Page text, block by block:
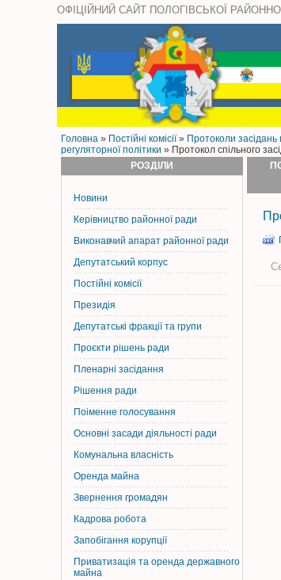
ОФІЦІЙНИЙ САЙТ ПОЛОГІВСЬКОЇ
Головна » Постiйнi комiсiї» Протоколи засідань
регуляторної політики » Протокол спільного
РОЗДІЛИ
Новини
Керiвництво районної ради
Виконавчий апарат районної ради
Депутатський корпус
Постiйнi комiсiї
Президія
Депутатські фракції та групи
Проєкти рішень ради
Пленарні засідання
Рішення ради
Поіменне голосування
Основні засади діяльності ради
Комунальна власність
Оренда майна
Звернення громадян
Кадрова робота
Запобігання корупції
Приватизація та оренда державного
майна